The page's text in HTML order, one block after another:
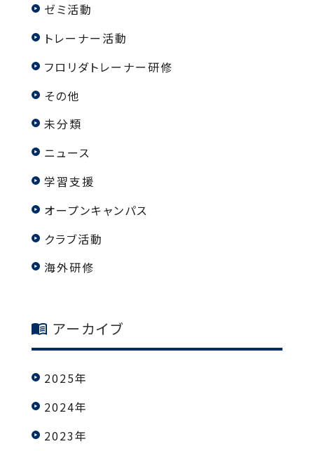
ゼミ活動
トレーナー活動
フロリダトレーナー研修
その他
未分類
ニュース
学習支援
オープンキャンパス
クラブ活動
海外研修
アーカイブ
2025年
2024年
2023年